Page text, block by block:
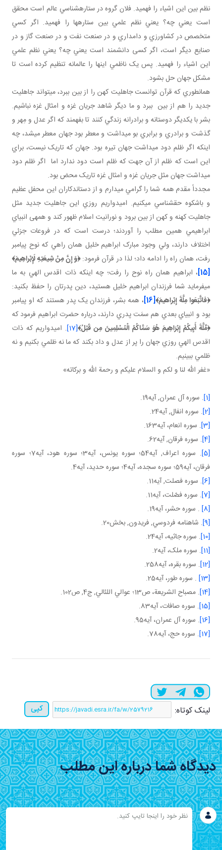
نظم بين اين اشياء را فهميد. فلان گروه در ستاره شناسي عالم است محقق
است يعني چه؟ يعني نظم علمي بين ستاره ها را فهميد. اگر کسي
متخصص در کشاورزي و دامداري و در صنعت نفت و در صنعت گاز و در
صنايع ديگر است، اگر کسی دانشمند است يعني چه؟ يعني نظم علمي
اين اشياء را فهميد. پس يک ناظمي اينها را عالمانه تنظيم کرده است تا
مشکل جهان حل بشود.
همان طوري که قرآن توانست جاهليت کهن را از بين ببرد، مي تواند جاهليت
جديد را هم از بين ببرد و ما ديگر شاهد جريان غزه و امثال غزه نباشيم.
بشر با يکديگر دوستانه و برادرانه زندگي کنند تا بفهمند که اگر عدل و مِهر و
گذشت و برادري و برابري بو مي داشت و معطر بود جهان معطر مي شد، چه
اينکه اگر ظلم دود مي داشت جهان تيره بود. جهان که تاريک نيست، براي
اين است که ظلم از آن جهت که ظلم است دود ندارد اما اگر ظلم دود
مي داشت جهان مثل جريان غزه و امثال غزه تاريک محض بود.
مجدداً مقدم همه شما را گرامي مي دارم و از دست اندکاران اين محفل عظيم
و باشکوه حق شناسي مي کنيم. اميدواريم روزي اين جاهليت جديد مثل
جاهليت کهنه و کهن از بين برود و نورانيت اسلام ظهور کند و همه­ی انبياي
ابراهيمي همين مطلب را آوردند؛ درست است که در فروعات جزئي
اختلاف دارند، ولي وجود مبارک ابراهيم خليل همان راهي که نوح پيامبر
رفت، همان راه را ادامه داد؛ لذا در قرآن فرمود:﴿وَ إِنَّ مِنْ شِيعَتِهِ لَإِبْراهِيمَ﴾
[15]
، ابراهيم همان راه نوح را رفت؛ چه اينکه ذات اقدس الهي به ما
مي فرمايد شما فرزندان ابراهيم خليل هستيد، دين پدرتان را حفظ بکنيد:
﴿فاتَّبَعَوا مِلَّةَ إِبْراهيمَ﴾[16]
، همه بشر، فرزندان يک پدر هستند که او پيامبر
بود و انبياي بعدي هم سمَت پدري دارند، درباره حضرت ابراهيم فرمود که
﴿مِّلَّةَ أَبِيكُمْ إِبْرَاهِيمَ هُوَ سَمَّاكُمُ الْمُسْلِمِينَ مِن قَبْلُ﴾[17]
. اميدواريم که ذات
اقدس الهي روزي جهان را پر از عدل و داد بکند که ما نه ظلمي بکنيم و نه
ظلمي ببينيم.
«غفر الله لنا و لکم و السلام عليکم و رحمة الله و برکاته»
[1] . سوره آل عمران, آيه19.
[2] . سوره انفال, آيه24.
[3]
. سوره انعام، آيه163.
[4] . سوره فرقان, آيه62.
[5]
. سوره اعراف, آيه54؛ سوره يونس، آيه3؛ سوره هود، آيه7؛ سوره
فرقان، آيه59؛ سوره سجده، آيه4؛ سوره حديد، آيه4.
[6] . سوره فصلت, آيه11.
[7] . سوره فصّلت، آيه11.
[8]
. سوره حشر، آيه19.
[9] . شاهنامه فردوسي, فريدون, بخش20.
[10]
. سوره جاثيه، آيه24.
[11]
. سوره ملک، آيه2.
[12]
. سوره بقره، آيه258.
[13]
. سوره طور، آيه25.
[14]
. مصباح الشريعة، ص13؛ عوالي اللئالي, ج4, ص102.
[15]
. سوره صافات، آيه83.
[16]
. سوره آل عمران، آيه95.
[17]
. سوره حج، آيه78.
لینک کوتاه: کپی
دیدگاه شما درباره این مطلب